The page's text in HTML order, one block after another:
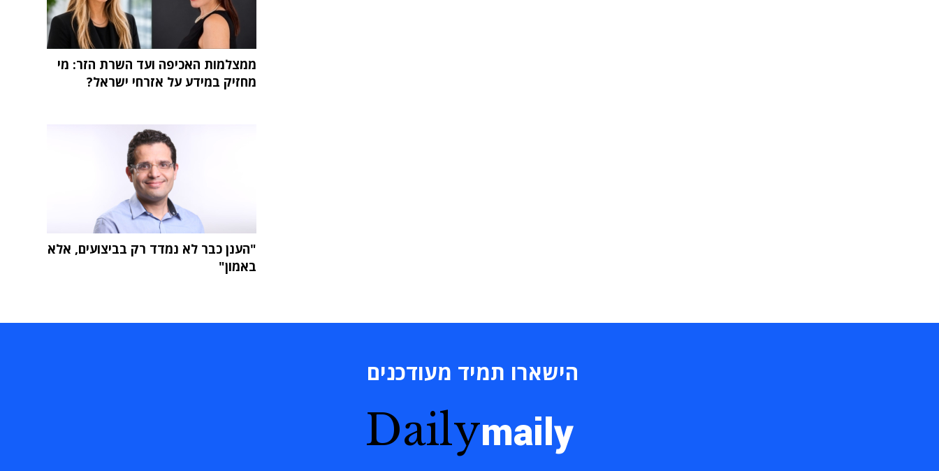
ממצלמות האכיפה ועד השרת הזר: מי
מחזיק במידע על אזרחי ישראל?
"הענן כבר לא נמדד רק בביצועים, אלא
באמון"
הישארו תמיד מעודכנים
Dailymaily